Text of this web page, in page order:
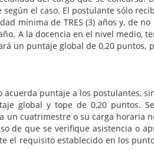
el caso. El postulante sólo
mínima de TRES (3) años y, de
A la docencia en el nivel medio,
un puntaje global de 0,20
puntaje a los postulantes, sin
global y tope de 0,20 puntos.
cuatrimestre o su carga horaria
de que se verifique asistencia o
el requisito establecido en los